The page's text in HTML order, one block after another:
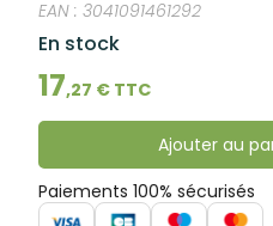
EAN :3041091461292
En stock
17,27 € TTC
Ajouter au
Paiements 100% sécurisés